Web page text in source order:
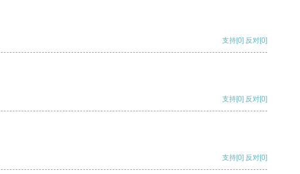
支持[0] 反对[0]
支持[0] 反对[0]
支持[0] 反对[0]